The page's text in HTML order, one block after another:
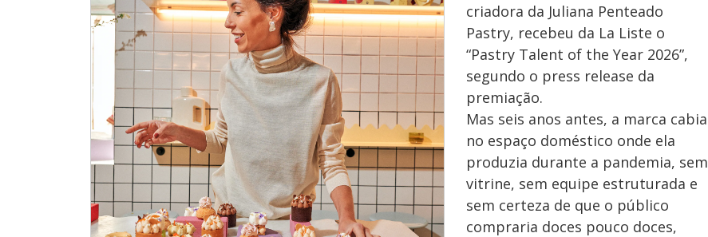
criadora da Juliana Penteado
Pastry, recebeu da La Liste o
“Pastry Talent of the Year 2026”,
segundo o press release da
premiação.
Mas seis anos antes, a marca cabia
no espaço doméstico onde ela
produzia durante a pandemia, sem
vitrine, sem equipe estruturada e
sem certeza de que o público
compraria doces pouco doces,